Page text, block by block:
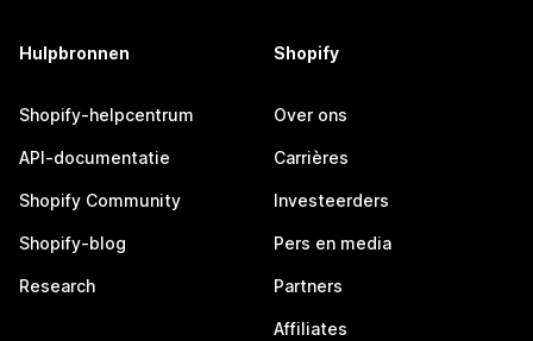
Hulpbronnen
Shopify-helpcentrum
API-documentatie
Shopify Community
Shopify-blog
Research
Shopify
Over ons
Carrières
Investeerders
Pers en media
Partners
Affiliates